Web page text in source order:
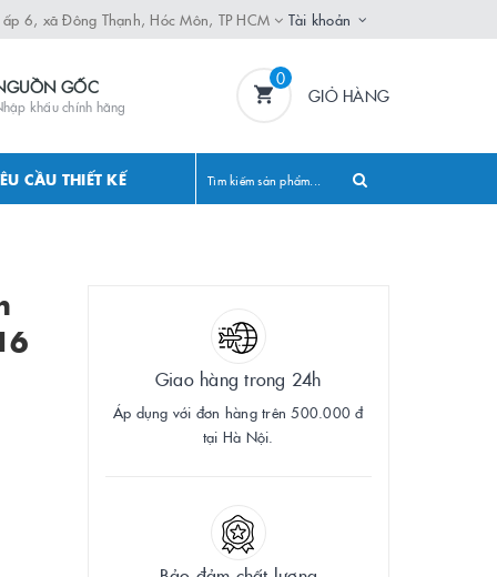
6, xã Đông Thạnh, Hóc Môn, TP HCM Tài khoản
GỐC
khẩu chính hãng
0
GIỎ HÀNG
CẦU THIẾT KẾ
Giao hàng trong 24h
Áp dụng với đơn hàng trên 500.000 đ
tại Hà Nội.